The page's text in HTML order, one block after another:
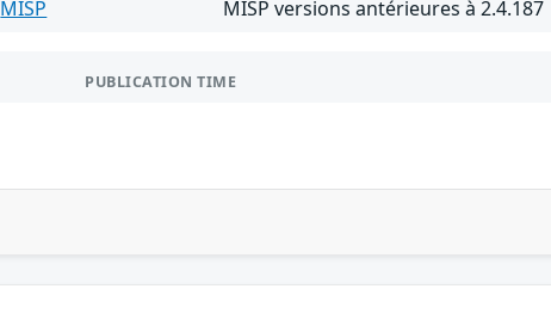
MISP MISP versions antérieures à 2.4.187
PUBLICATION TIME